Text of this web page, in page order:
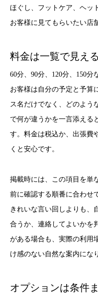
ほぐし、フットケア、ヘッ
お客様に見てもらいたい店
料金は一覧で見え
60分、90分、120分、150分
お客様は自分の予定と予算
ス名だけでなく、どのよう
で何が違うかを一言添える
す。料金は税込か、出張費
くと安心です。
掲載時には、この項目を単
前に確認する順番に合わせ
きれいな言い回しよりも、
合うか、連絡してよいかを
がある場合も、実際の利用
け感のない自然な案内にな
オプションは条件